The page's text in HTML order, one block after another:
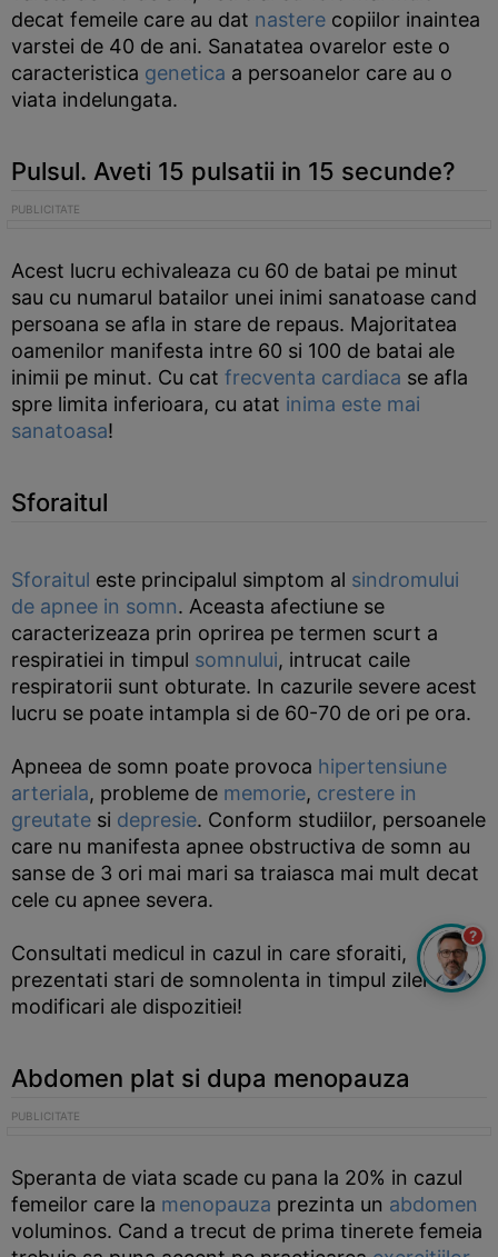
decat femeile care au dat nastere copiilor inaintea
varstei de 40 de ani. Sanatatea ovarelor este o
caracteristica genetica a persoanelor care au o
viata indelungata.
Pulsul. Aveti 15 pulsatii in 15 secunde?
Acest lucru echivaleaza cu 60 de batai pe minut
sau cu numarul batailor unei inimi sanatoase cand
persoana se afla in stare de repaus. Majoritatea
oamenilor manifesta intre 60 si 100 de batai ale
inimii pe minut. Cu cat frecventa cardiaca se afla
spre limita inferioara, cu atat inima este mai
sanatoasa!
Sforaitul
Sforaitul este principalul simptom al sindromului
de apnee in somn. Aceasta afectiune se
caracterizeaza prin oprirea pe termen scurt a
respiratiei in timpul somnului, intrucat caile
respiratorii sunt obturate. In cazurile severe acest
lucru se poate intampla si de 60-70 de ori pe ora.
Apneea de somn poate provoca hipertensiune
arteriala, probleme de memorie, crestere in
greutate si depresie. Conform studiilor, persoanele
care nu manifesta apnee obstructiva de somn au
sanse de 3 ori mai mari sa traiasca mai mult decat
cele cu apnee severa.
Consultati medicul in cazul in care sforaiti,
prezentati stari de somnolenta in timpul zilei si
modificari ale dispozitiei!
Abdomen plat si dupa menopauza
Speranta de viata scade cu pana la 20% in cazul
femeilor care la menopauza prezinta un abdomen
voluminos. Cand a trecut de prima tinerete femeia
?